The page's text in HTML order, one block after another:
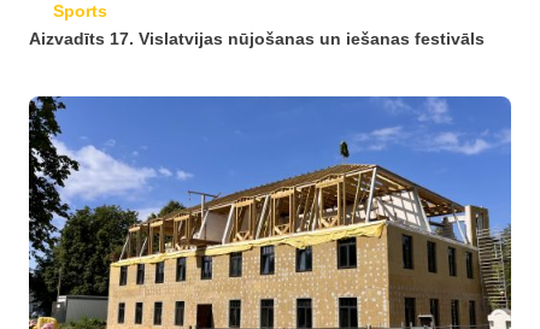
Sports
Aizvadīts 17. Vislatvijas nūjošanas un iešanas festivāls